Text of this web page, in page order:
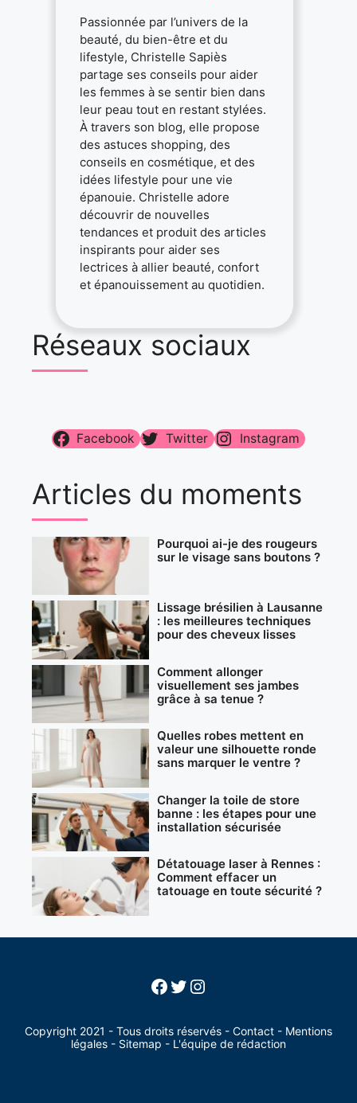
Passionnée par l’univers de la
beauté, du bien-être et du
lifestyle, Christelle Sapiès
partage ses conseils pour aider
les femmes à se sentir bien dans
leur peau tout en restant stylées.
À travers son blog, elle propose
des astuces shopping, des
conseils en cosmétique, et des
idées lifestyle pour une vie
épanouie. Christelle adore
découvrir de nouvelles
tendances et produit des articles
inspirants pour aider ses
lectrices à allier beauté, confort
et épanouissement au quotidien.
Réseaux sociaux
Facebook Twitter Instagram
Articles du moments
Pourquoi ai-je des rougeurs
sur le visage sans boutons ?
Lissage brésilien à Lausanne
: les meilleures techniques
pour des cheveux lisses
Comment allonger
visuellement ses jambes
grâce à sa tenue ?
Quelles robes mettent en
valeur une silhouette ronde
sans marquer le ventre ?
Changer la toile de store
banne : les étapes pour une
installation sécurisée
Détatouage laser à Rennes :
Comment effacer un
tatouage en toute sécurité ?
Facebook
Twitter
Instagram
Copyright 2021 - Tous droits réservés - Contact - Mentions
légales - Sitemap - L'équipe de rédaction